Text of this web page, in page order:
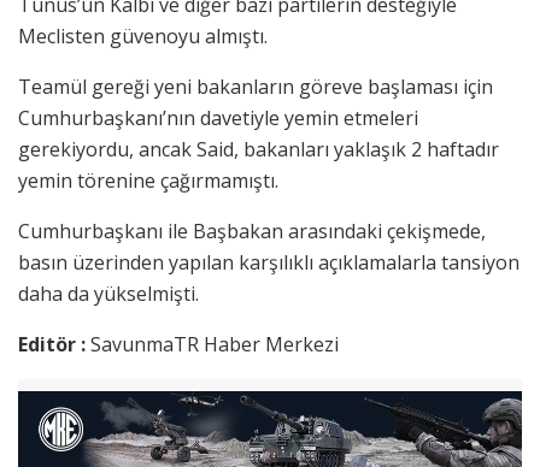
Meclisten güvenoyu almıştı.
Teamül gereği yeni bakanların göreve başlaması için
Cumhurbaşkanı’nın davetiyle yemin etmeleri
gerekiyordu, ancak Said, bakanları yaklaşık 2 haftadır
yemin törenine çağırmamıştı.
Cumhurbaşkanı ile Başbakan arasındaki çekişmede,
basın üzerinden yapılan karşılıklı açıklamalarla tansiyon
daha da yükselmişti.
Editör :SavunmaTR Haber Merkezi